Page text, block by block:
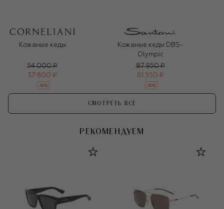
Кожаные кеды
54 000 ₽
37 800 ₽
-30%
Кожаные кеды DBS-
Olympic
87 950 ₽
61 550 ₽
-30%
СМОТРЕТЬ ВСЕ
РЕКОМЕНДУЕМ